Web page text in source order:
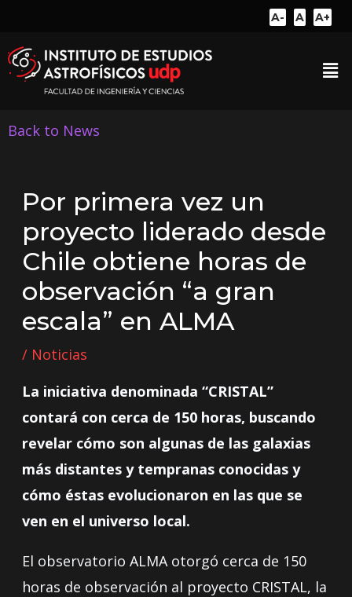
A- A A+
Back to News
Por primera vez un
proyecto liderado desde
Chile obtiene horas de
observación “a gran
escala” en ALMA
/ Noticias
La iniciativa denominada “CRISTAL”
contará con cerca de 150 horas, buscando
revelar cómo son algunas de las galaxias
más distantes y tempranas conocidas y
cómo éstas evolucionaron en las que se
ven en el universo local.
El observatorio ALMA otorgó cerca de 150
horas de observación al proyecto CRISTAL, la